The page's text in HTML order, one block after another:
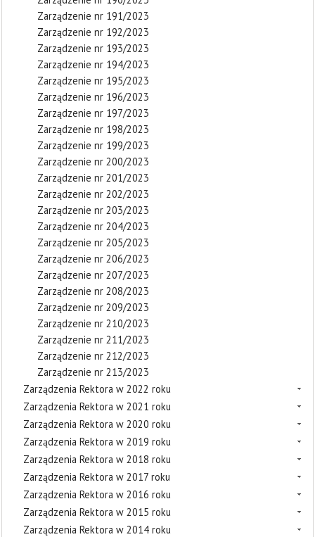
Zarządzenie nr 191/2023
Zarządzenie nr 192/2023
Zarządzenie nr 193/2023
Zarządzenie nr 194/2023
Zarządzenie nr 195/2023
Zarządzenie nr 196/2023
Zarządzenie nr 197/2023
Zarządzenie nr 198/2023
Zarządzenie nr 199/2023
Zarządzenie nr 200/2023
Zarządzenie nr 201/2023
Zarządzenie nr 202/2023
Zarządzenie nr 203/2023
Zarządzenie nr 204/2023
Zarządzenie nr 205/2023
Zarządzenie nr 206/2023
Zarządzenie nr 207/2023
Zarządzenie nr 208/2023
Zarządzenie nr 209/2023
Zarządzenie nr 210/2023
Zarządzenie nr 211/2023
Zarządzenie nr 212/2023
Zarządzenie nr 213/2023
Zarządzenia Rektora w 2022 roku
Zarządzenia Rektora w 2021 roku
Zarządzenia Rektora w 2020 roku
Zarządzenia Rektora w 2019 roku
Zarządzenia Rektora w 2018 roku
Zarządzenia Rektora w 2017 roku
Zarządzenia Rektora w 2016 roku
Zarządzenia Rektora w 2015 roku
Zarządzenia Rektora w 2014 roku